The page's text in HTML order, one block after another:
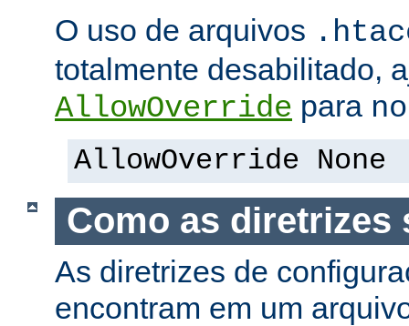
O uso de arquivos
totalmente desabilitado,
AllowOverride para
AllowOverride None
Como as diretrizes
As diretrizes de
encontram em um